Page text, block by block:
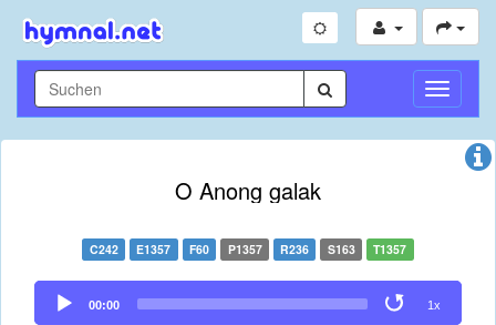
O Anong galak
C242 E1357 F60 P1357 R236 S163 T1357
Audio
Player
00:00 1x